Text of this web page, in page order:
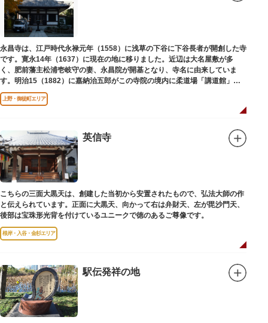
永昌寺は、江戸時代永禄元年（1558）に浅草の下谷に下谷長者が開創した寺
です。寛永14年（1637）に現在の地に移りました。近辺は大名屋敷が多
く、肥前藩主松浦壱岐守の妻、永昌院が開基となり、寺名に由来していま
す。明治15（1882）に嘉納治五郎がこの寺院の境内に柔道場「講道館」を
設立しました。
上野・御徒町エリア
英信寺
こちらの三面大黒天は、創建した当初から安置されたもので、弘法大師の作
と伝えられています。正面に大黒天、向かって右は弁財天、左が毘沙門天、
後部は宝珠形光背を付けているユニークで徳のあるご尊像です。
根岸・入谷・金杉エリア
駅伝発祥の地